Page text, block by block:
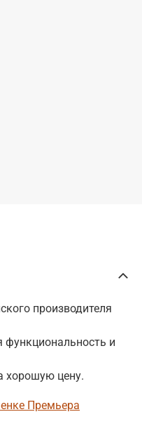
производителя
и
хорошую цену.
Премьера